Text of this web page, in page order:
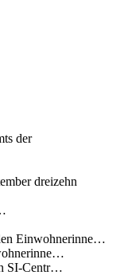
der
dreizehn
Einwohnerinne…
SI-Centr…